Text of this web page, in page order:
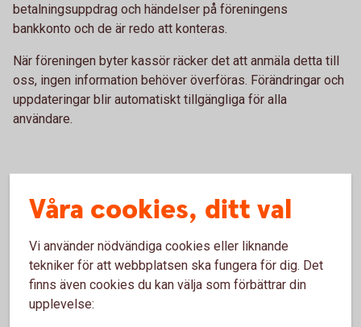
betalningsuppdrag och händelser på föreningens
bankkonto och de är redo att konteras.
När föreningen byter kassör räcker det att anmäla detta till
oss, ingen information behöver överföras. Förändringar och
uppdateringar blir automatiskt tillgängliga för alla
användare.
e-bokföring Skog- och Lantbruk
Med e-bokföring Skog- och Lantbruk kan du sköta
företagets bokföring direkt i internetbanken.
e-bokföring Skog- och Lantbruk passar alla skogs- och
Våra cookies, ditt val
Vi använder nödvändiga cookies eller liknande
tekniker för att webbplatsen ska fungera för dig. Det
finns även cookies du kan välja som förbättrar din
upplevelse: